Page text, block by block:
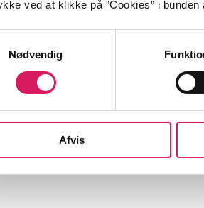
ved at klikke på ”Cookies” i
Nødvendig
Afvis
...
...